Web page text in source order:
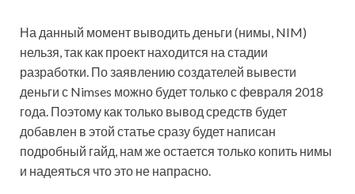
На данный момент выводить деньги (нимы, NIM)
нельзя, так как проект находится на стадии
разработки. По заявлению создателей вывести
деньги с Nimses можно будет только с февраля 2018
года. Поэтому как только вывод средств будет
добавлен в этой статье сразу будет написан
подробный гайд, нам же остается только копить нимы
и надеяться что это не напрасно.